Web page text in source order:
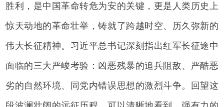
胜利，是中国革命转危为安的关键，更是人类历史上
惊天动地的革命壮举，铸就了跨越时空、历久弥新的
伟大长征精神。习近平总书记深刻指出红军长征途中
面临的三大严峻考验：凶恶残暴的追兵阻敌、严酷恶
劣的自然环境、同党内错误思想的激烈斗争。回望这